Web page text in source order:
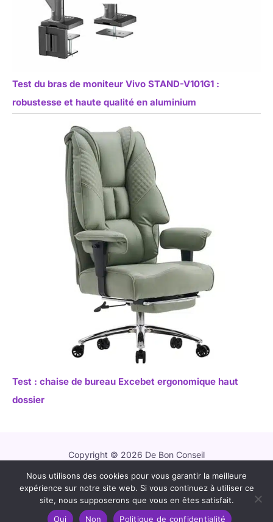
Test du bras de moniteur Vivo STAND-V101G1 :
robustesse et haute qualité en aluminium
Test : chaise de bureau Excebet ergonomique haut
dossier
Copyright © 2026 De Bon Conseil
Contact
Mentions légales
Politique de confidentialité
Nous utilisons des cookies pour vous garantir la meilleure
expérience sur notre site web. Si vous continuez à utiliser ce
site, nous supposerons que vous en êtes satisfait.
Oui
Non Politique de confidentialité